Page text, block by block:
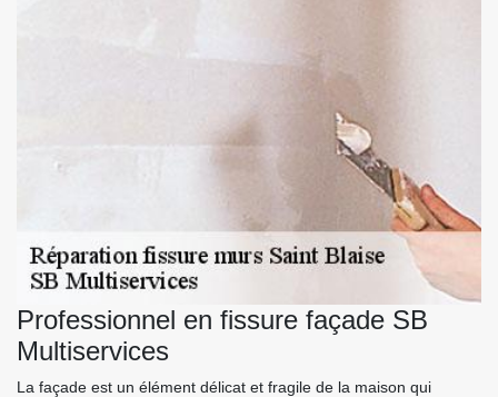
Professionnel en fissure façade SB
Multiservices
La façade est un élément délicat et fragile de la maison qui